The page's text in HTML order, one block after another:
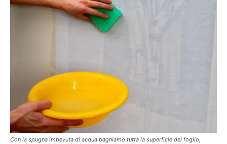
Con la spugna imbevuta di acqua bagniamo tutta la superficie del foglio,